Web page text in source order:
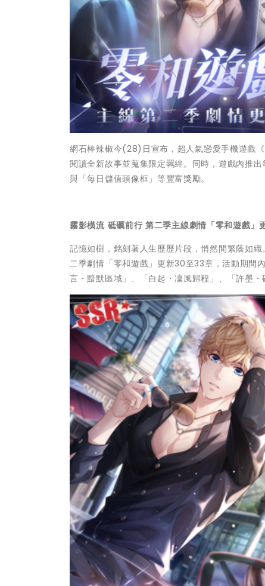
網石棒辣椒今(28)日宣布，超人氣戀愛手機遊戲
閱讀全新故事並蒐集限定羈絆。同時，遊戲內推
與「每日儲值頭像框」等豐富獎勵。
霧影橫流 砥礪前行 第二季主線劇情「零和遊戲」
記憶如樹，銘刻著人生歷歷片段，悄然間繁蔭如
二季劇情「零和遊戲」更新30至33章，活動期間
言・黯默區域」、「白起・凜風歸程」、「許墨・